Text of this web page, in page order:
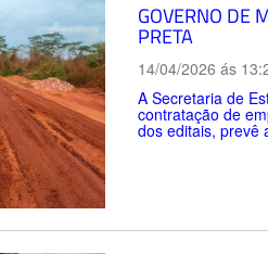
GOVERNO DE
PRETA
14/04/2026 ás
A Secretaria de
contratação de
dos editais, prevê